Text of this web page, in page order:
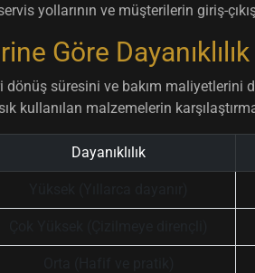
yollarının ve müşterilerin giriş-
Göre
dönüş süresini ve bakım
kullanılan malzemelerin
Dayanıklılık